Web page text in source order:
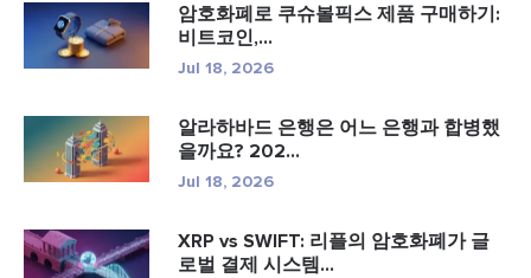
암호화폐로 쿠슈볼픽스 제품 구매하기:
비트코인,...
Jul 18, 2026
알라하바드 은행은 어느 은행과 합병했
을까요? 202...
Jul 18, 2026
XRP vs SWIFT: 리플의 암호화폐가 글
로벌 결제 시스템...